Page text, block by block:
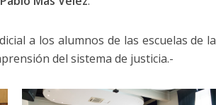
a los alumnos de las escuelas de la
del sistema de justicia.-